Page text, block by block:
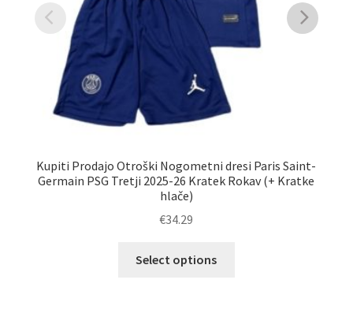
Kupiti Prodajo Otroški Nogometni dresi Paris Saint-
Germain PSG Tretji 2025-26 Kratek Rokav (+ Kratke
hlače)
€34.29
Select options